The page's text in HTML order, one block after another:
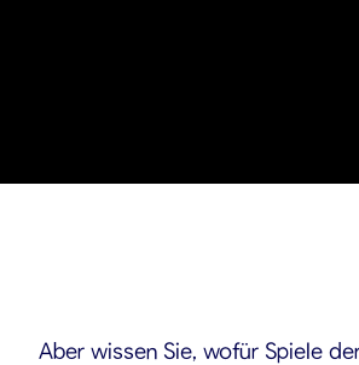
Aber wissen Sie, wofür Spiele